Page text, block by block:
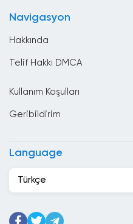
Cibuti
Çin
El Salvador
Navigasyon
Hakkında
Telif Hakkı DMCA
Kullanım Koşulları
Geribildirim
Language
Türkçe